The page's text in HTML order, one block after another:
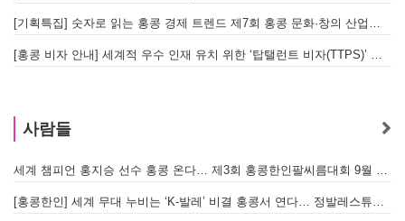
[기획특집] 숫자로 읽는 홍콩 경제 트렌드 제7회 홍콩 문화·창의 산업의 구조와 분야별 동향
[홍콩 비자 안내] 세계적 우수 인재 유치 위한 ‘탑탤런트 비자(TTPS)’ 주요 요건
사람들
세계 챔피언 홍지승 선수 홍콩 온다… 제3회 홍콩한인팔씨름대회 9월 12일 개최
[홍콩한인] 세계 무대 누비는 ‘K-발레’ 비결 홍콩서 연다… 정발레스튜디오 개원